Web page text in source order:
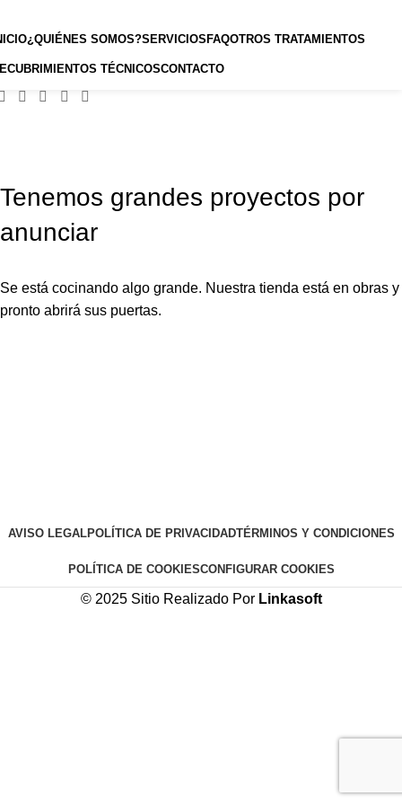
¿QUIÉNES SOMOS?SERVICIOS FAQOTROS TRATAMIENTOS
TÉCNICOSCONTACTO
Tenemos grandes proyectos por
anunciar
Se está cocinando algo grande. Nuestra tienda está en obras y
pronto abrirá sus puertas.
AVISO LEGALPOLÍTICA DE PRIVACIDADTÉRMINOS Y CONDICIONES
POLÍTICA DE COOKIESCONFIGURAR COOKIES
© 2025 Sitio Realizado Por Linkasoft